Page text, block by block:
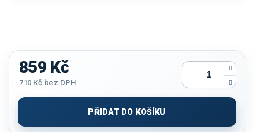
859 Kč
710 Kč bez DPH
cena:
PŘIDAT DO KOŠÍKU